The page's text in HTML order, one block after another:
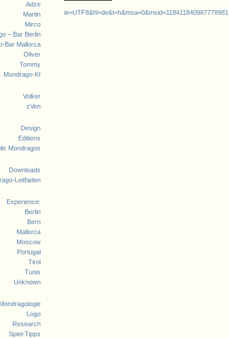
Adze
Martin
Mirco
– Bar Berlin
Bar Mallorca
Oliver
Tommy
Mondrago-KI
Volker
zVen
Design
Editions
Mondragos
Downloads
Leitfaden
Experience:
Berlin
Bern
Mallorca
Moscow
Portugal
Tirol
Tunis
Unknown
Mondragologie
Logo
Research
Spiel-Tipps